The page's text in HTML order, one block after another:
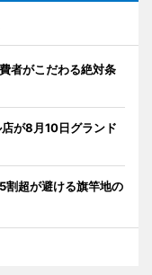
者がこだわる絶対条
が8月10日グランド
割超が避ける旗竿地の